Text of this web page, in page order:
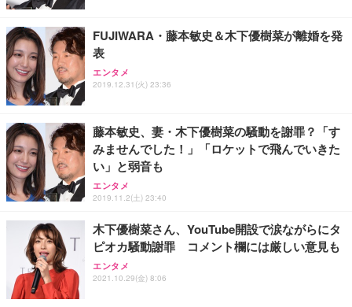
FUJIWARA・藤本敏史＆木下優樹菜が離婚を発
表
エンタメ
2019.12.31(火) 23:36
藤本敏史、妻・木下優樹菜の騒動を謝罪？「す
みませんでした！」「ロケットで飛んでいきた
い」と弱音も
エンタメ
2019.11.2(土) 23:40
木下優樹菜さん、YouTube開設で涙ながらにタ
ピオカ騒動謝罪 コメント欄には厳しい意見も
エンタメ
2021.10.29(金) 8:06